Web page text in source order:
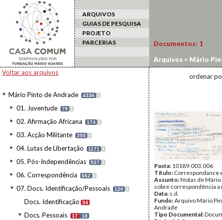
ARQUIVOS
GUIAS DE PESQUISA
PROJETO
PARCERIAS
Voltar aos arquivos
Mário Pinto de Andrade 4336 I
01. Juventude 79 I
02. Afirmação Africana 174 I
03. Acção Militante 255 I
04. Lutas de Libertação 1171 I
05. Pós-Independências 527 I
06. Correspondência 662 I
07. Docs. Identificação/Pessoais 120 I
Docs. Identificação 34
Docs. Pessoais 17 18
Documentos: 1
Arquivos > Mário
Apontamentos/
ordenar
Pasta: 10189.003.006
Título: Correspondance
Assunto:Notas de
sobre correspondência a
Data: s.d.
Fundo:Arquivo Mário
Andrade
Tipo Documental: